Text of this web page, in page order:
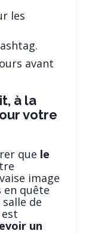
les
avant
à la
votre
que le
image
en quête
de
un